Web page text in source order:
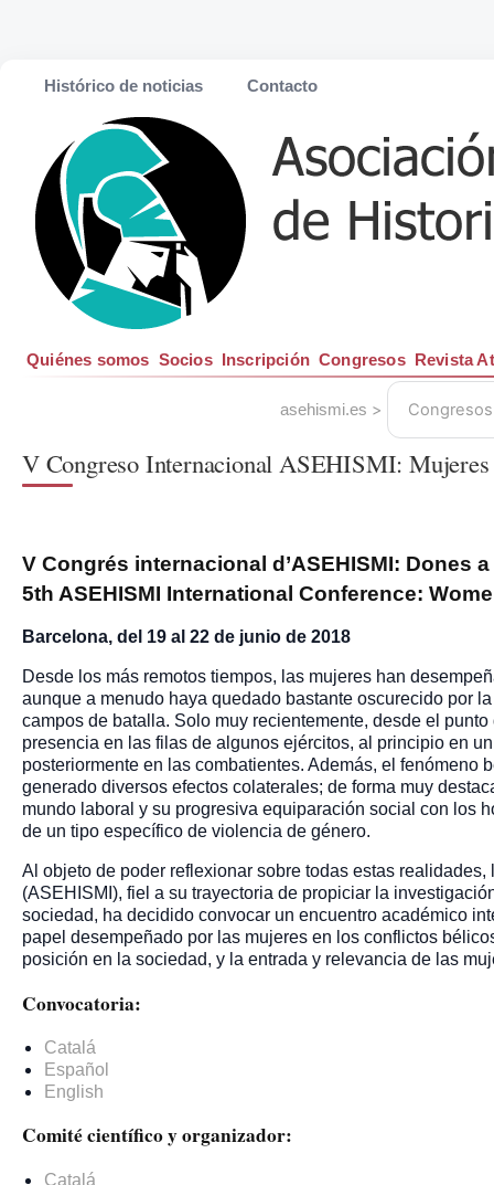
Histórico de noticias Contacto
Quiénes somos Socios Inscripción Congresos Revista
asehismi.es > Congresos
V Congreso Internacional ASEHISMI:
V Congrés internacional d’ASEHISMI: Dones
5th ASEHISMI International Conference:
Barcelona, del 19 al 22 de junio de 2018
Desde los más remotos tiempos, las mujeres han
aunque a menudo haya quedado bastante oscurecido por
campos de batalla. Solo muy recientemente, desde el
presencia en las filas de algunos ejércitos, al principio en
posteriormente en las combatientes. Además, el fenómeno
generado diversos efectos colaterales; de forma muy
mundo laboral y su progresiva equiparación social con los
de un tipo específico de violencia de género.
Al objeto de poder reflexionar sobre todas estas
(ASEHISMI), fiel a su trayectoria de propiciar la
sociedad, ha decidido convocar un encuentro académico
papel desempeñado por las mujeres en los conflictos
posición en la sociedad, y la entrada y relevancia de las
Convocatoria:
Catalá
Español
English
Comité científico y organizador:
Catalá